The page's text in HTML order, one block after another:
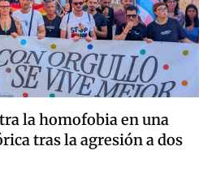
la homofobia en una
tras la agresión a dos